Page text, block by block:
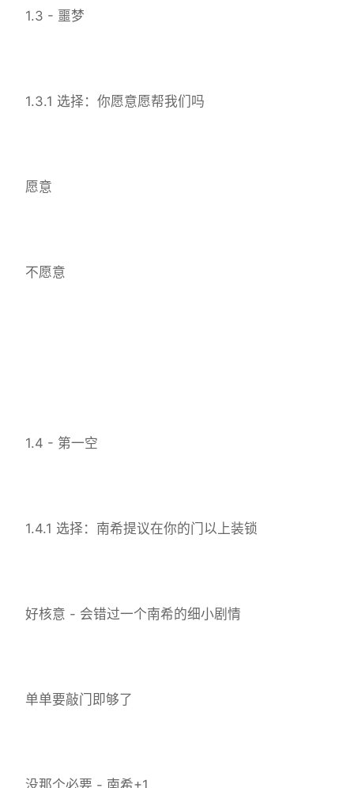
1.3 - 噩梦
1.3.1 选择：你愿意愿帮我们吗
愿意
不愿意
1.4 - 第一空
1.4.1 选择：南希提议在你的门以上装锁
好核意 - 会错过一个南希的细小剧情
单单要敲门即够了
没那个必要 - 南希+1